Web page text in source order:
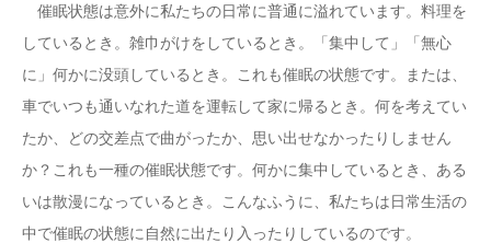
催眠状態は意外に私たちの日常に普通に溢れています。料理を
しているとき。雑巾がけをしているとき。「集中して」「無心
に」何かに没頭しているとき。これも催眠の状態です。または、
車でいつも通いなれた道を運転して家に帰るとき。何を考えてい
たか、どの交差点で曲がったか、思い出せなかったりしません
か？これも一種の催眠状態です。何かに集中しているとき、ある
いは散漫になっているとき。こんなふうに、私たちは日常生活の
中で催眠の状態に自然に出たり入ったりしているのです。